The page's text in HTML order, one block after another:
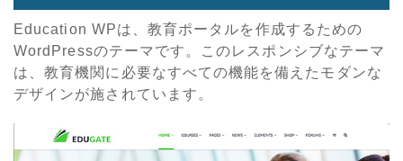
Education WPは、教育ポータルを作成するための
WordPressのテーマです。このレスポンシブなテーマ
は、教育機関に必要なすべての機能を備えたモダンな
デザインが施されています。